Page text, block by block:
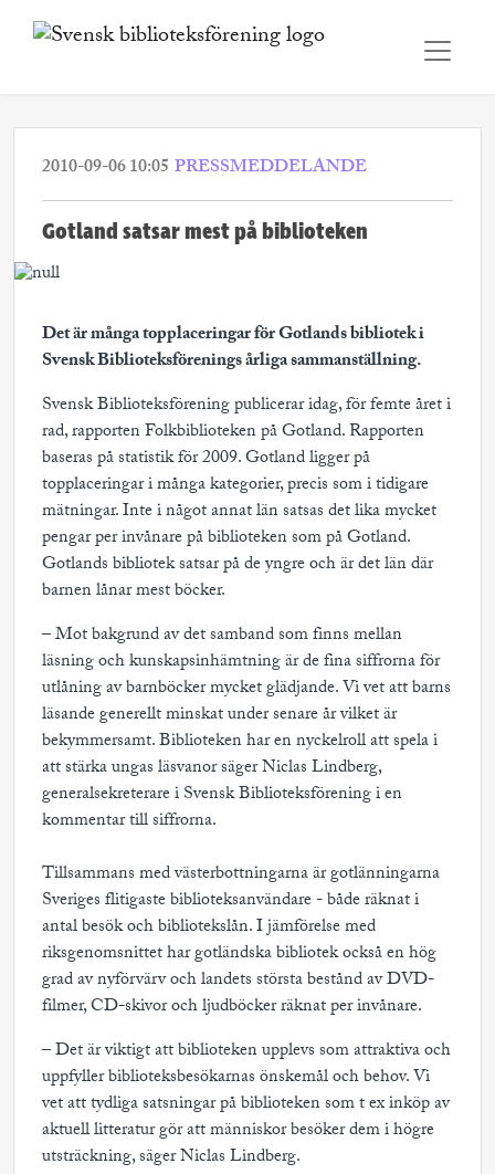
2010-09-06 10:05 PRESSMEDDELANDE
Gotland satsar mest på biblioteken
Det är många topplaceringar för Gotlands bibliotek i
Svensk Biblioteksförenings årliga sammanställning.
Svensk Biblioteksförening publicerar idag, för femte året i
rad, rapporten Folkbiblioteken på Gotland. Rapporten
baseras på statistik för 2009. Gotland ligger på
topplaceringar i många kategorier, precis som i tidigare
mätningar. Inte i något annat län satsas det lika mycket
pengar per invånare på biblioteken som på Gotland.
Gotlands bibliotek satsar på de yngre och är det län där
barnen lånar mest böcker.
– Mot bakgrund av det samband som finns mellan
läsning och kunskapsinhämtning är de fina siffrorna för
utlåning av barnböcker mycket glädjande. Vi vet att barns
läsande generellt minskat under senare år vilket är
bekymmersamt. Biblioteken har en nyckelroll att spela i
att stärka ungas läsvanor säger Niclas Lindberg,
generalsekreterare i Svensk Biblioteksförening i en
kommentar till siffrorna.
Tillsammans med västerbottningarna är gotlänningarna
Sveriges flitigaste biblioteksanvändare - både räknat i
antal besök och bibliotekslån. I jämförelse med
riksgenomsnittet har gotländska bibliotek också en hög
grad av nyförvärv och landets största bestånd av DVD-
filmer, CD-skivor och ljudböcker räknat per invånare.
– Det är viktigt att biblioteken upplevs som attraktiva och
uppfyller biblioteksbesökarnas önskemål och behov. Vi
vet att tydliga satsningar på biblioteken som t ex inköp av
aktuell litteratur gör att människor besöker dem i högre
utsträckning, säger Niclas Lindberg.